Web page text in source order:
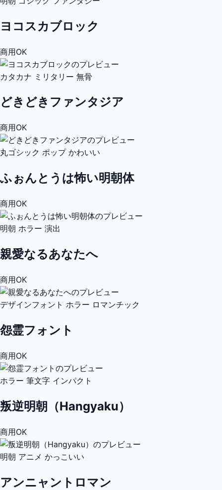
ヨコスカブロック
商用OK
カタカナ ミリタリー 無骨
どきどきファンタジア
商用OK
丸ゴシック ポップ かわいい
ふぉんとうは怖い明朝体
商用OK
明朝 ホラー 演出
親愛なるあなたへ
商用OK
デザインフォント ホラー ロマンチック
怨霊フォント
商用OK
ホラー 筆文字 インパクト
叛逆明朝（Hangyaku）
商用OK
明朝 アニメ かっこいい
アンニャントロマン